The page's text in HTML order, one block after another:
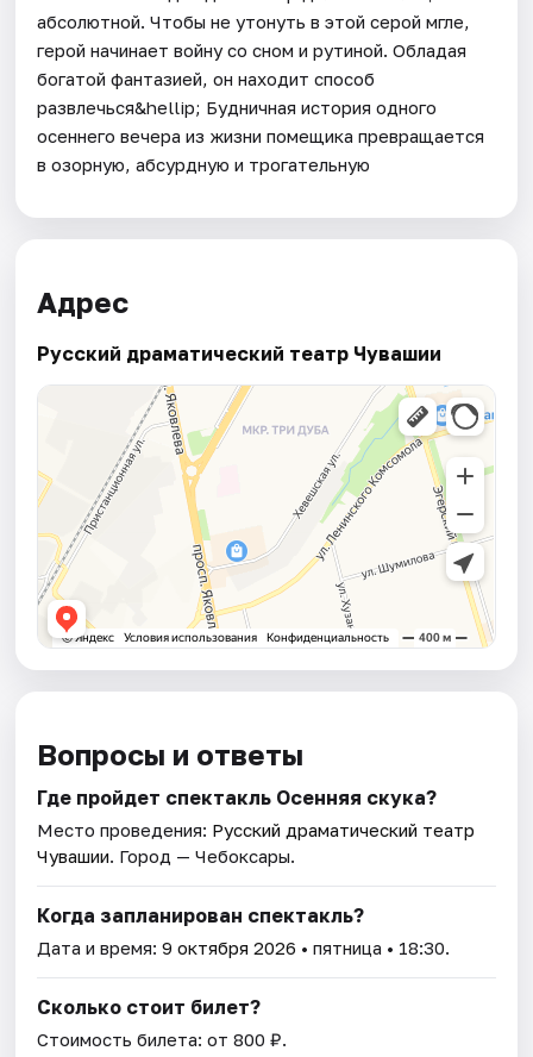
абсолютной. Чтобы не утонуть в этой серой мгле,
герой начинает войну со сном и рутиной. Обладая
богатой фантазией, он находит способ
развлечься&hellip; Будничная история одного
осеннего вечера из жизни помещика превращается
в озорную, абсурдную и трогательную
Адрес
Русский драматический театр Чувашии
Вопросы и ответы
Где пройдет спектакль Осенняя скука?
Место проведения: Русский драматический театр
Чувашии. Город — Чебоксары.
Когда запланирован спектакль?
Дата и время:9 октября 2026 • пятница • 18:30.
Сколько стоит билет?
Стоимость билета: от 800 ₽.